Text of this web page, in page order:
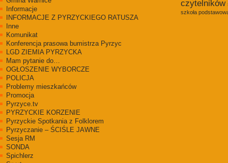
Informacje
INFORMACJE Z PYRZYCKIEGO RATUSZA
Inne
Komunikat
Konferencja prasowa bumistrza Pyrzyc
LGD ZIEMIA PYRZYCKA
Mam pytanie do…
OGŁOSZENIE WYBORCZE
POLICJA
Problemy mieszkańców
Promocja
Pyrzyce.tv
PYRZYCKIE KORZENIE
Pyrzyckie Spotkania z Folklorem
Pyrzyczanie – ŚCIŚLE JAWNE
Sesja RM
SONDA
Spichlerz
czytelników
szkoła